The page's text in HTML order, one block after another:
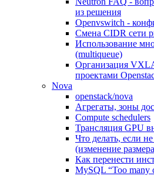
из решения
Openvswitch -
Смена CIDR сети
Использование
(multiqueue)
Организация
проектами
Nova
openstack/nova
Агрегаты, зоны
Compute schedulers
Трансляция GPU
Что делать, если
(изменение
Как перенести
MySQL “Too many